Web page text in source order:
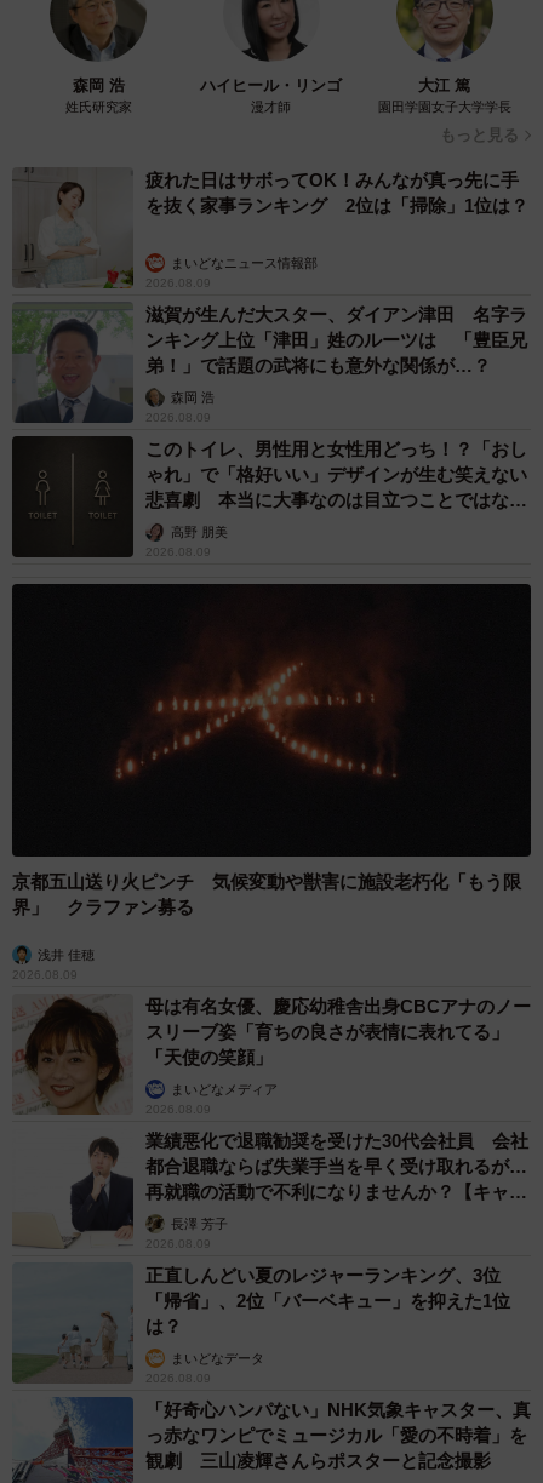
森岡 浩
姓氏研究家
ハイヒール・リンゴ
漫才師
大江 篤
園田学園女子大学学長
もっと見る
疲れた日はサボってOK！みんなが真っ先に手
を抜く家事ランキング 2位は「掃除」1位は？
まいどなニュース情報部
2026.08.09
滋賀が生んだ大スター、ダイアン津田 名字ラ
ンキング上位「津田」姓のルーツは 「豊臣兄
弟！」で話題の武将にも意外な関係が…？
森岡 浩
2026.08.09
このトイレ、男性用と女性用どっち！？「おし
ゃれ」で「格好いい」デザインが生む笑えない
悲喜劇 本当に大事なのは目立つことではな
く…高野 朋美
2026.08.09
京都五山送り火ピンチ 気候変動や獣害に施設老朽化「もう限
界」 クラファン募る
浅井 佳穂
2026.08.09
母は有名女優、慶応幼稚舎出身CBCアナのノー
スリーブ姿「育ちの良さが表情に表れてる」
「天使の笑顔」
まいどなメディア
2026.08.09
業績悪化で退職勧奨を受けた30代会社員 会社
都合退職ならば失業手当を早く受け取れるが…
再就職の活動で不利になりませんか？【キャリ
アカウンセラーが解説】
長澤 芳子
2026.08.09
正直しんどい夏のレジャーランキング、3位
「帰省」、2位「バーベキュー」を抑えた1位
は？
まいどなデータ
2026.08.09
「好奇心ハンパない」NHK気象キャスター、真
っ赤なワンピでミュージカル「愛の不時着」を
観劇 三山凌輝さんらポスターと記念撮影